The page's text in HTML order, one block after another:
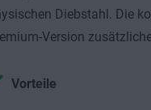
Diebstahl. Die
Version
Vorteile